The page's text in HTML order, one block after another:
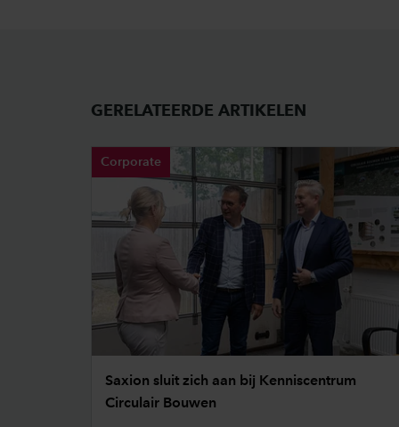
GERELATEERDE ARTIKELEN
Corporate
Saxion sluit zich aan bij Kenniscentrum
Circulair Bouwen